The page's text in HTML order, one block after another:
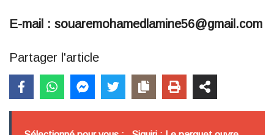
E-mail : souaremohamedlamine56@gmail.com
Partager l'article